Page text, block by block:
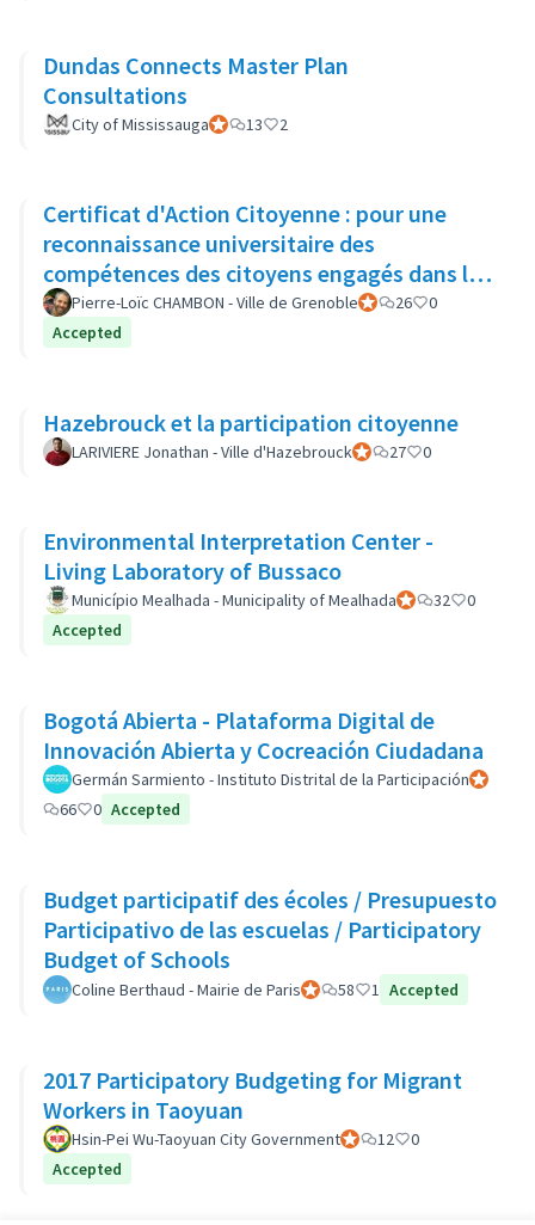
Dundas Connects Master Plan
Consultations
City of MississaugaParticipant officiel
13 2
Certificat d'Action Citoyenne : pour une
reconnaissance universitaire des
compétences des citoyens engagés dans la
démocratie locale
Pierre-Loïc CHAMBON - Ville de GrenobleParticipant officiel
26
0
Accepted
Hazebrouck et la participation citoyenne
LARIVIERE Jonathan - Ville d'HazebrouckParticipant officiel
27 0
Environmental Interpretation Center -
Living Laboratory of Bussaco
Município Mealhada - Municipality of MealhadaParticipant officiel
32
0
Accepted
Bogotá Abierta - Plataforma Digital de
Innovación Abierta y Cocreación Ciudadana
Germán Sarmiento - Instituto Distrital de la Participación
66
0 Accepted
Budget participatif des écoles / Presupuesto
Participativo de las escuelas / Participatory
Budget of Schools
Coline Berthaud - Mairie de ParisParticipant officiel
58 1 Accepted
2017 Participatory Budgeting for Migrant
Workers in Taoyuan
Hsin-Pei Wu-Taoyuan City GovernmentParticipant officiel
12
0
Accepted